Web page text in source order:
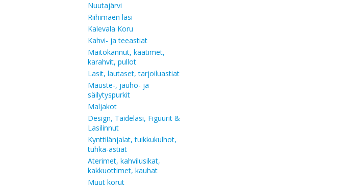
Nuutajärvi
Riihimäen lasi
Kalevala Koru
Kahvi- ja teeastiat
Maitokannut, kaatimet,
karahvit, pullot
Lasit, lautaset, tarjoiluastiat
Mauste-, jauho- ja
säilytyspurkit
Maljakot
Design, Taidelasi, Figuurit &
Lasilinnut
Kynttilänjalat, tuikkukulhot,
tuhka-astiat
Aterimet, kahvilusikat,
kakkuottimet, kauhat
Muut korut